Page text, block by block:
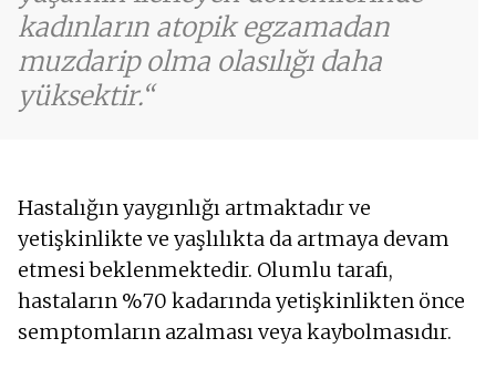
kadınların atopik egzamadan
muzdarip olma olasılığı daha
yüksektir.
Hastalığın yaygınlığı artmaktadır ve
yetişkinlikte ve yaşlılıkta da artmaya devam
etmesi beklenmektedir. Olumlu tarafı,
hastaların %70 kadarında yetişkinlikten önce
semptomların azalması veya kaybolmasıdır.